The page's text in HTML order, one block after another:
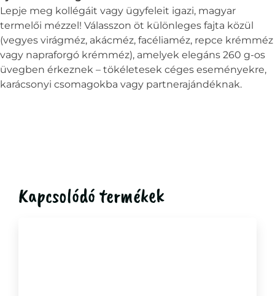
Lepje meg kollégáit vagy ügyfeleit igazi, magyar
termelői mézzel! Válasszon öt különleges fajta közül
(vegyes virágméz, akácméz, facéliaméz, repce krémméz
vagy napraforgó krémméz), amelyek elegáns 260 g-os
üvegben érkeznek – tökéletesek céges eseményekre,
karácsonyi csomagokba vagy partnerajándéknak.
Kapcsolódó termékek